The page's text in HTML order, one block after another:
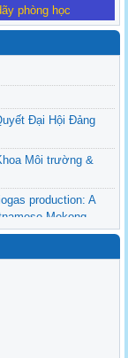
phòng học
Đại Hội Đảng
Môi trường &
production: A
Mekong
in the Vietnamese